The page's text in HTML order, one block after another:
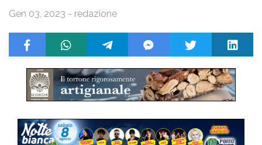
Gen 03, 2023 - redazione